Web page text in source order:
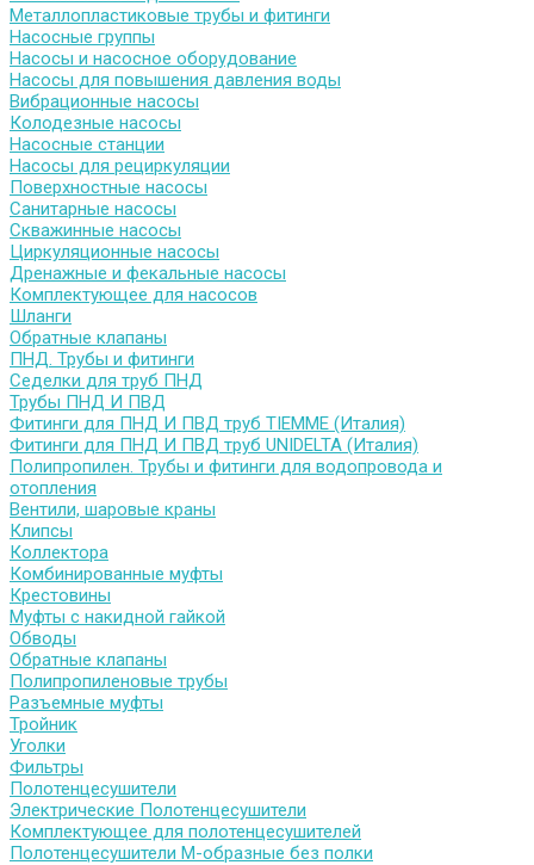
Металлопластиковые трубы и фитинги
Насосные группы
Насосы и насосное оборудование
Насосы для повышения давления воды
Вибрационные насосы
Колодезные насосы
Насосные станции
Насосы для рециркуляции
Поверхностные насосы
Санитарные насосы
Скважинные насосы
Циркуляционные насосы
Дренажные и фекальные насосы
Комплектующее для насосов
Шланги
Обратные клапаны
ПНД. Трубы и фитинги
Седелки для труб ПНД
Трубы ПНД И ПВД
Фитинги для ПНД И ПВД труб TIEMME (Италия)
Фитинги для ПНД И ПВД труб UNIDELTA (Италия)
Полипропилен. Трубы и фитинги для водопровода и
отопления
Вентили, шаровые краны
Клипсы
Коллектора
Комбинированные муфты
Крестовины
Муфты с накидной гайкой
Обводы
Обратные клапаны
Полипропиленовые трубы
Разъемные муфты
Тройник
Уголки
Фильтры
Полотенцесушители
Электрические Полотенцесушители
Комплектующее для полотенцесушителей
Полотенцесушители М-образные без полки